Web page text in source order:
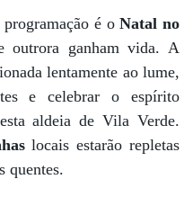
programação é oNatal no
outrora ganham vida. A
lentamente ao lume,
e celebrar o espírito
aldeia de Vila Verde.
locais estarão repletas
quentes.